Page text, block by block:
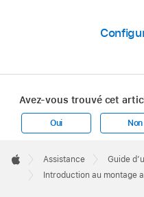
Avez-vous trouvé cet
Oui Non
Footer

Apple
Assistance
Guide
Introduction au montage